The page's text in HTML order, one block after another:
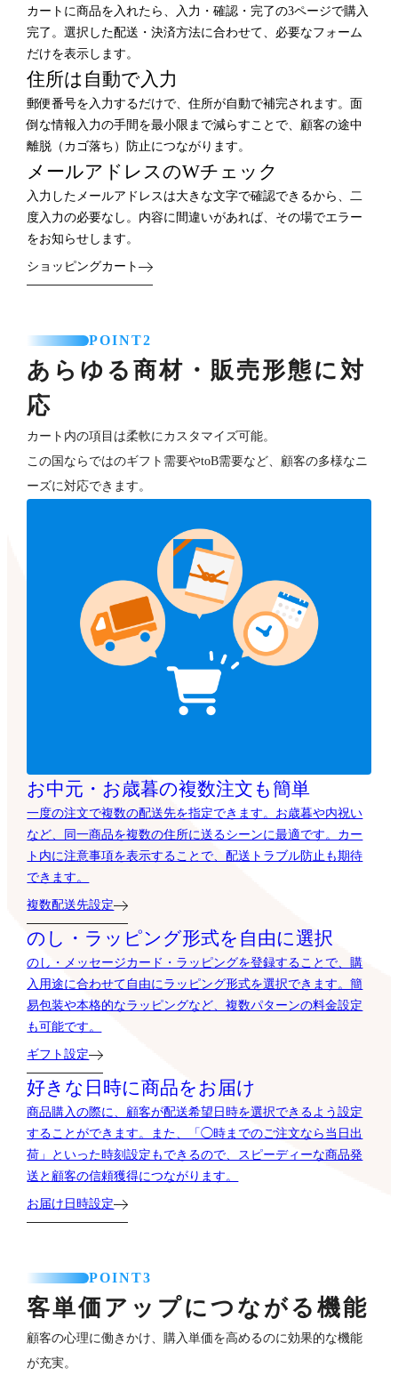
カートに商品を入れたら、入力・確認・完了の3ページで購入
完了。選択した配送・決済方法に合わせて、必要なフォーム
だけを表示します。
住所は自動で入力
郵便番号を入力するだけで、住所が自動で補完されます。面
倒な情報入力の手間を最小限まで減らすことで、顧客の途中
離脱（カゴ落ち）防止につながります。
メールアドレスのWチェック
入力したメールアドレスは大きな文字で確認できるから、二
度入力の必要なし。内容に間違いがあれば、その場でエラー
をお知らせします。
ショッピングカート
POINT2
あらゆる商材・販売形態に対
応
カート内の項目は柔軟にカスタマイズ可能。
この国ならではのギフト需要やtoB需要など、顧客の多様なニ
ーズに対応できます。
お中元・お歳暮の複数注文も簡単
一度の注文で複数の配送先を指定できます。お歳暮や内祝い
など、同一商品を複数の住所に送るシーンに最適です。カー
ト内に注意事項を表示することで、配送トラブル防止も期待
できます。
複数配送先設定
のし・ラッピング形式を自由に選択
のし・メッセージカード・ラッピングを登録することで、購
入用途に合わせて自由にラッピング形式を選択できます。簡
易包装や本格的なラッピングなど、複数パターンの料金設定
も可能です。
ギフト設定
好きな日時に商品をお届け
商品購入の際に、顧客が配送希望日時を選択できるよう設定
することができます。また、「◯時までのご注文なら当日出
荷」といった時刻設定もできるので、スピーディーな商品発
送と顧客の信頼獲得につながります。
お届け日時設定
POINT3
客単価アップにつながる機能
顧客の心理に働きかけ、購入単価を高めるのに効果的な機能
が充実。